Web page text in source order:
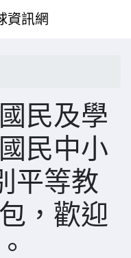
資訊網
民及學
民中小
平等教
，歡迎